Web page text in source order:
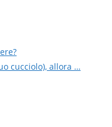
cucciolo), allora …